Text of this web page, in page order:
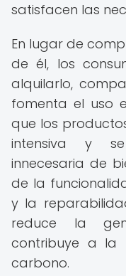
satisfacen las
En lugar de
de él, los
alquilarlo,
fomenta el uso
que los
intensiva y
innecesaria de
de la
y la
reduce la
contribuye a la
carbono.